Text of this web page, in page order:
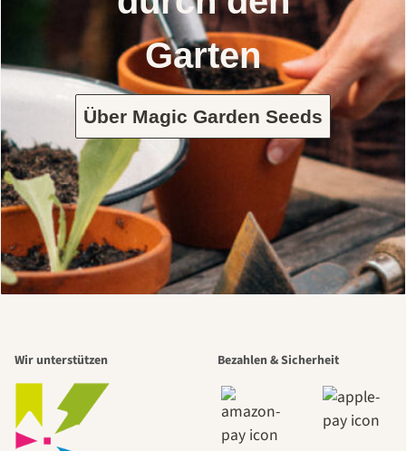
Garten
Über Magic Garden Seeds
Wir unterstützen Bezahlen & Sicherheit